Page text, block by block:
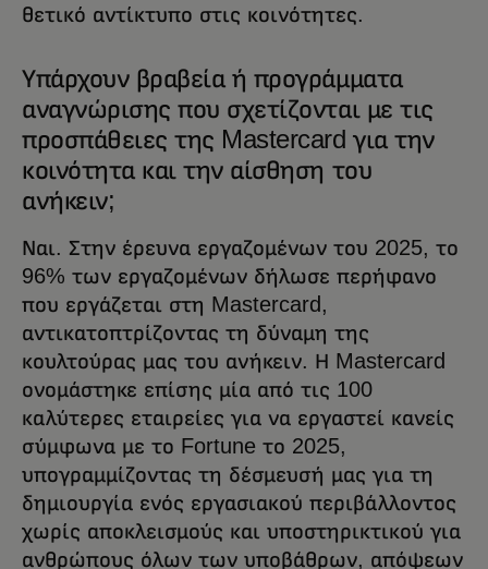
θετικό αντίκτυπο στις κοινότητες.
Υπάρχουν βραβεία ή προγράμματα
αναγνώρισης που σχετίζονται με τις
προσπάθειες της Mastercard για την
κοινότητα και την αίσθηση του
ανήκειν;
Ναι. Στην έρευνα εργαζομένων του 2025, το
96% των εργαζομένων δήλωσε περήφανο
που εργάζεται στη Mastercard,
αντικατοπτρίζοντας τη δύναμη της
κουλτούρας μας του ανήκειν. Η Mastercard
ονομάστηκε επίσης μία από τις 100
καλύτερες εταιρείες για να εργαστεί κανείς
σύμφωνα με το Fortune το 2025,
υπογραμμίζοντας τη δέσμευσή μας για τη
δημιουργία ενός εργασιακού περιβάλλοντος
χωρίς αποκλεισμούς και υποστηρικτικού για
ανθρώπους όλων των υποβάθρων, απόψεων